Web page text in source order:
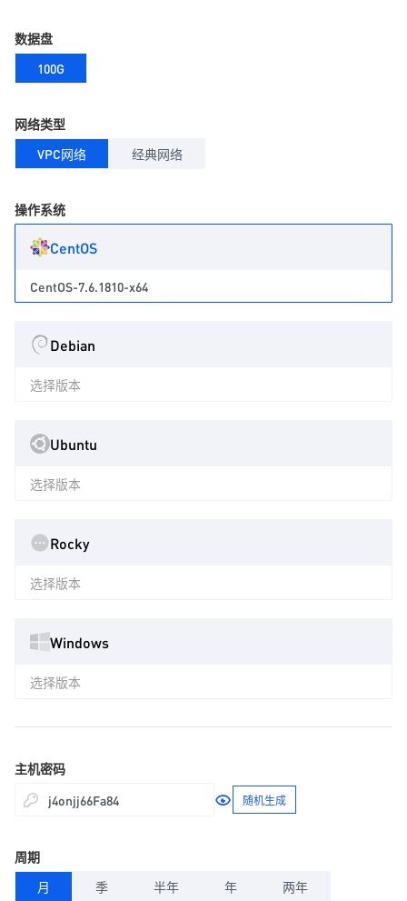
数据盘
100G
网络类型
VPC网络
经典网络
操作系统
CentOS
CentOS-7.6.1810-x64
Debian
选择版本
Ubuntu
选择版本
Rocky
选择版本
Windows
选择版本
主机密码
随机生成
周期
月
季 半年 年 两年